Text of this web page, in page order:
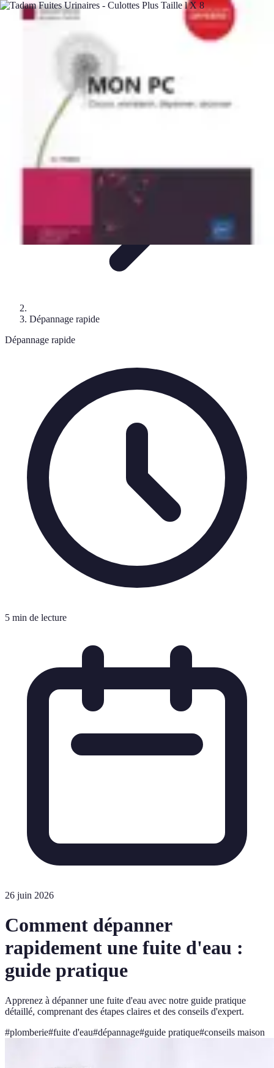
Plomberie Rapide
DépannageOutils et Équipements Dépannage et révisionsDépannage
Plomberie Rapide
Dépannage rapide
Dépannage rapide
5 min de lecture
26 juin 2026
Comment dépanner
rapidement une fuite d'eau :
guide pratique
Apprenez à dépanner une fuite d'eau avec notre guide pratique
détaillé, comprenant des étapes claires et des conseils d'expert.
#plomberie#fuite d'eau#dépannage#guide pratique#conseils maison